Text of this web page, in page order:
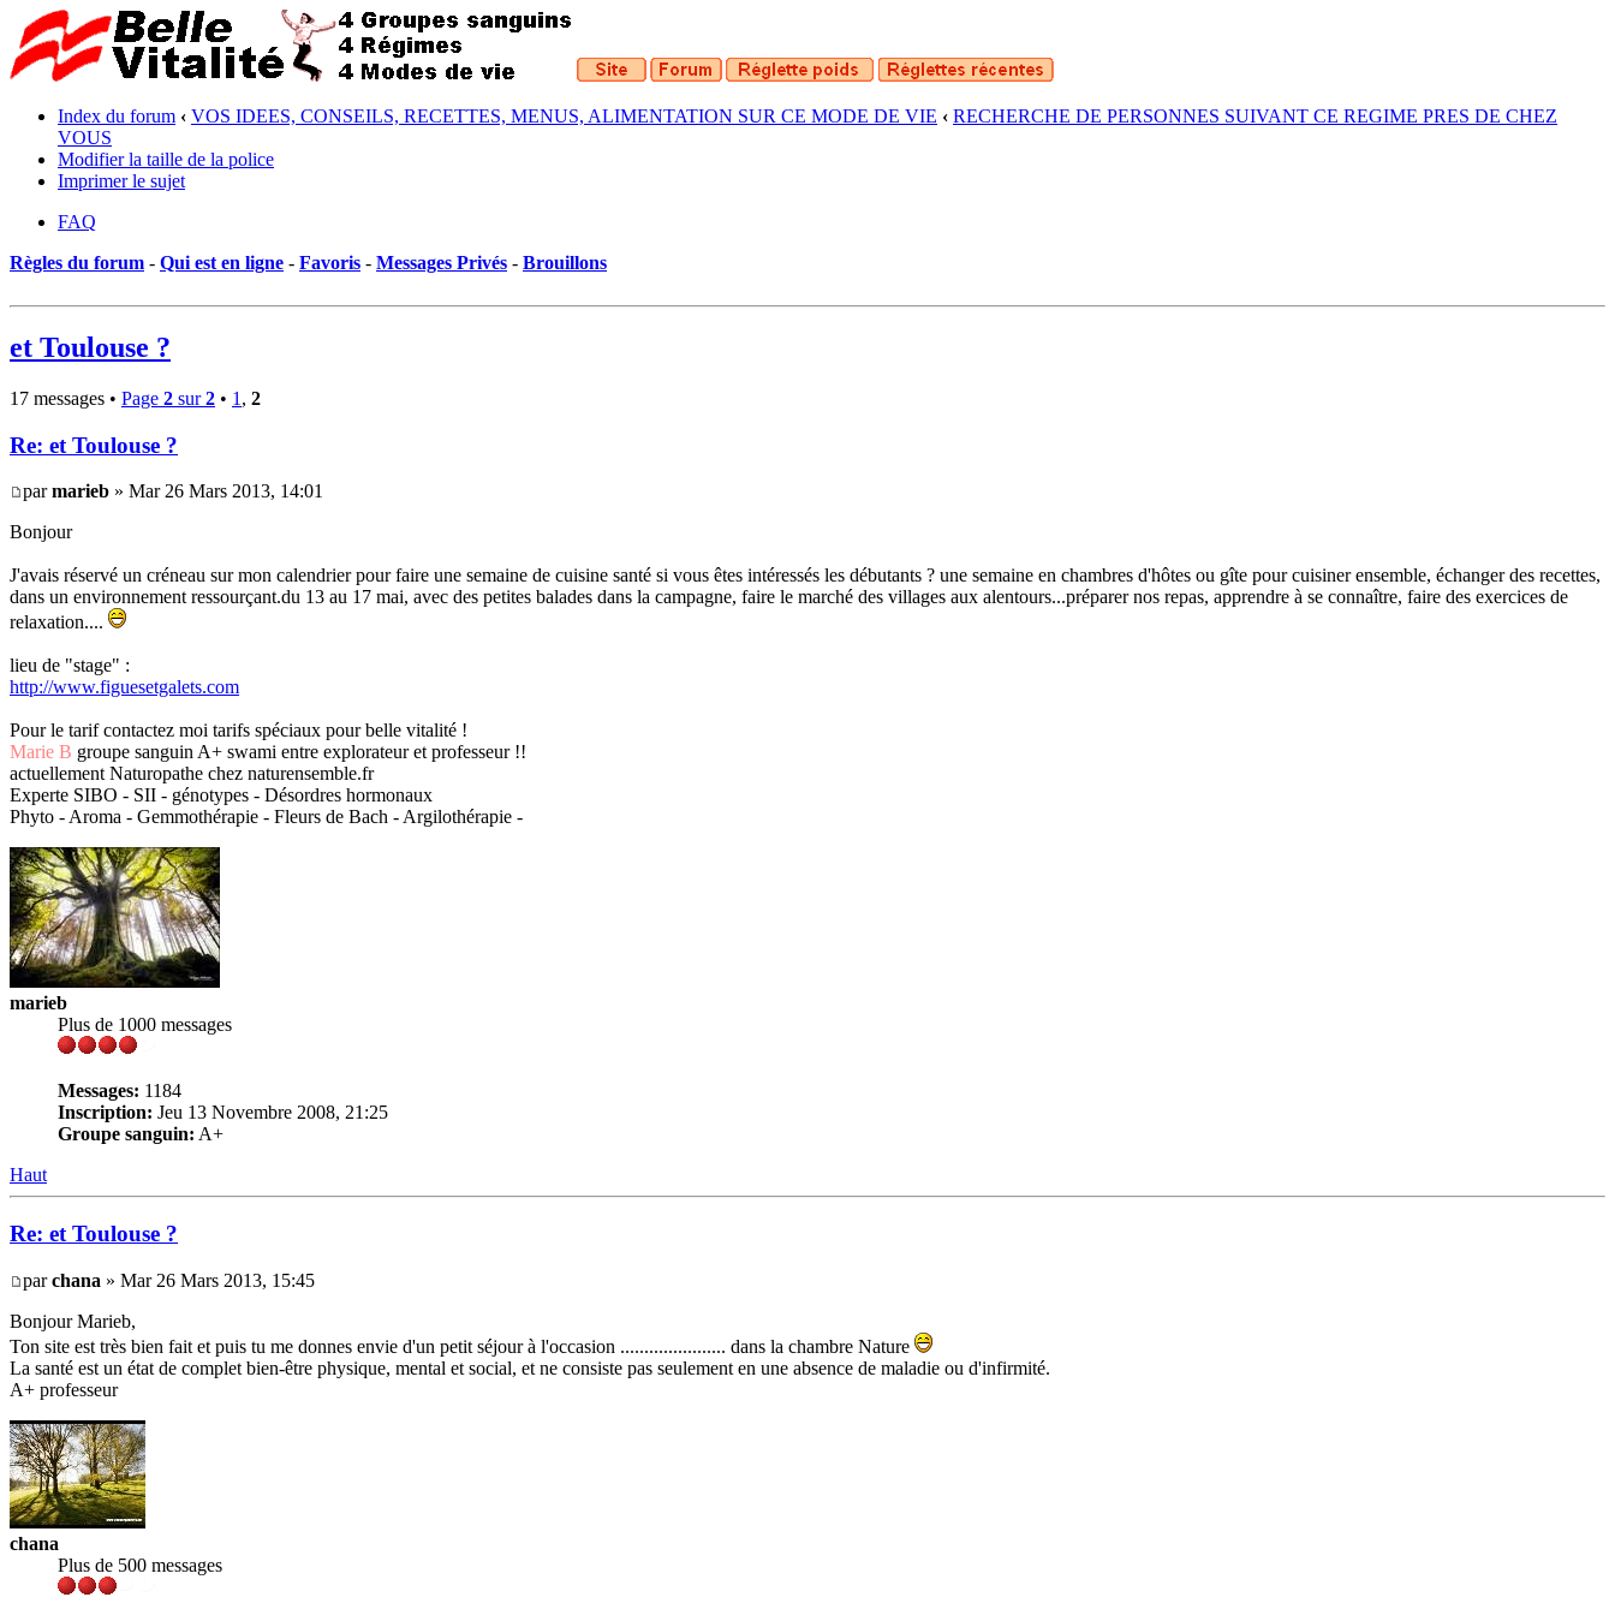
Index du forum ‹ VOS IDEES, CONSEILS, RECETTES, MENUS, ALIMENTATION SUR CE MODE DE VIE ‹ RECHERCHE DE PERSONNES SUIVANT CE REGIME PRES DE CHEZ
VOUS
Modifier la taille de la police
Imprimer le sujet
FAQ
Règles du forum - Qui est en ligne - Favoris - Messages Privés - Brouillons
et Toulouse ?
17 messages • Page 2 sur2 • 1 , 2
Re: et Toulouse ?
parmarieb » Mar 26 Mars 2013, 14:01
Bonjour
J'avais réservé un créneau sur mon calendrier pour faire une semaine de cuisine santé si vous êtes intéressés les débutants ? une semaine en chambres d'hôtes ou gîte pour cuisiner ensemble, échanger des recettes,
dans un environnement ressourçant.du 13 au 17 mai, avec des petites balades dans la campagne, faire le marché des villages aux alentours...préparer nos repas, apprendre à se connaître, faire des exercices de
relaxation....
lieu de "stage" :
http://www.figuesetgalets.com
Pour le tarif contactez moi tarifs spéciaux pour belle vitalité !
Marie B groupe sanguin A+ swami entre explorateur et professeur !!
actuellement Naturopathe chez naturensemble.fr
Experte SIBO - SII - génotypes - Désordres hormonaux
Phyto - Aroma - Gemmothérapie - Fleurs de Bach - Argilothérapie -
marieb
Plus de 1000 messages
Messages: 1184
Inscription: Jeu 13 Novembre 2008, 21:25
Groupe sanguin: A+
Haut
Re: et Toulouse ?
parchana » Mar 26 Mars 2013, 15:45
Bonjour Marieb,
Ton site est très bien fait et puis tu me donnes envie d'un petit séjour à l'occasion ...................... dans la chambre Nature
La santé est un état de complet bien-être physique, mental et social, et ne consiste pas seulement en une absence de maladie ou d'infirmité.
A+ professeur
chana
Plus de 500 messages